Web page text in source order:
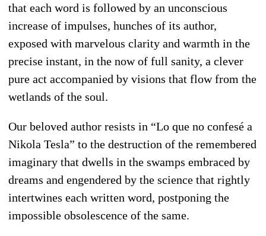
that each word is followed by an unconscious
increase of impulses, hunches of its author,
exposed with marvelous clarity and warmth in the
precise instant, in the now of full sanity, a clever
pure act accompanied by visions that flow from the
wetlands of the soul.
Our beloved author resists in “Lo que no confesé a
Nikola Tesla” to the destruction of the remembered
imaginary that dwells in the swamps embraced by
dreams and engendered by the science that rightly
intertwines each written word, postponing the
impossible obsolescence of the same.